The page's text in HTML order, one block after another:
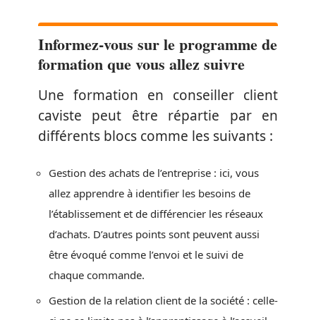
Informez-vous sur le programme de
formation que vous allez suivre
Une formation en conseiller client
caviste peut être répartie par en
différents blocs comme les suivants :
Gestion des achats de l’entreprise : ici, vous
allez apprendre à identifier les besoins de
l’établissement et de différencier les réseaux
d’achats. D’autres points sont peuvent aussi
être évoqué comme l’envoi et le suivi de
chaque commande.
Gestion de la relation client de la société : celle-